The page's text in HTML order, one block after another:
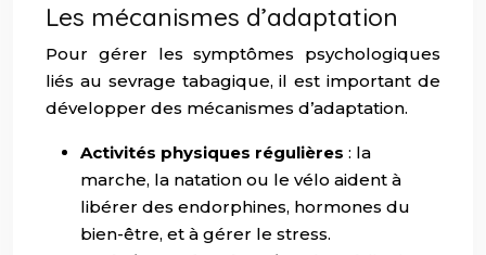
Les mécanismes d’adaptation
Pour gérer les symptômes psychologiques
liés au sevrage tabagique, il est important de
développer des mécanismes d’adaptation.
Activités physiques régulières : la
marche, la natation ou le vélo aident à
libérer des endorphines, hormones du
bien-être, et à gérer le stress.